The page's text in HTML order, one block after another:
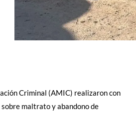
Criminal (AMIC) realizaron con
maltrato y abandono de